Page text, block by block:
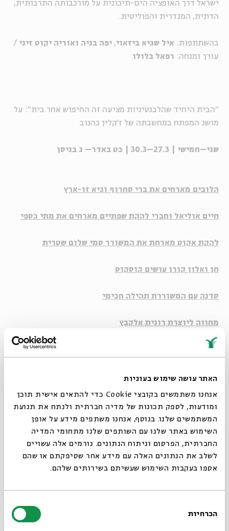
האתר עושה שימוש בעוגיות
אנחנו משתמשים בקובצי Cookie כדי להתאים אישית תוכן
ומודעות, לספק תכונות של מדיה חברתית ולנתח את תנועת
המשתמשים שלנו. בנוסף, אנחנו משתפים מידע על אופן
השימוש באתר שלנו עם השותפים שלנו מתחומי המדיה
החברתית, הפרסום וניתוח הנתונים. גורמים אלה עשויים
לשלב את הנתונים האלה עם מידע אחר שסיפקתם או שהם
אספו בעקבות השימוש שעשיתם בשירותים שלהם.
הסכמה
הכרחיות
ישראל דרך האופציה הים-תיכונית על מורכבותה התרבותית,
הדתית, המגדרית והפוליטית.
בהשתתפות: איל שגיא ביזאוי, יפה בניה ואוריה יקוט זיני /
עורך ומנחה: רפאל בלולו
"הבית היחיד שהלבנטיניות מציעה זה החיפוש אחר בית": על
מושג המפתח במחשבתה של ז'קלין כהנוב
שני–חמישי | 27.3–30.3 | כט באדר– ג בניסן
הלובים מארחים את ברי סחרוף וגיא זו-ארץ
חיים אוליאל וחברי להקת שפתיים מארחים את מתי כספי
להקת אקוט מארחת את המשורר סמי שלום שטרית
חן ואלון קורן עושים קוסקוס
סדנה עם המשוררת תהילה חכימי
מחווה ליוצרת רונית אלקבץ
מחווה ל
יוטיוב
קבלו טעימה מפסטיבל סיפור.עם 2016:
יוטיוב
סגור